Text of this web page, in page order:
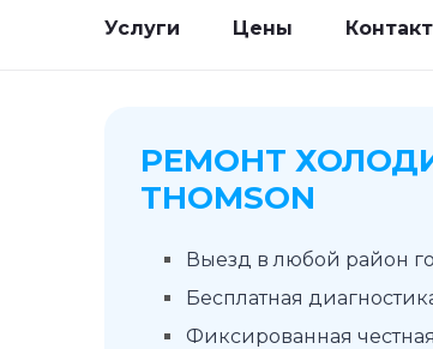
Услуги Цены
РЕМОНТ
THOMSON
Выезд в любой район
Бесплатная
Фиксированная